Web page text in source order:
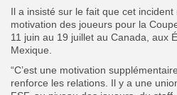
Il a insisté sur le fait que cet incident
motivation des joueurs pour la
11 juin au 19 juillet au Canada, aux
Mexique.
“C’est une motivation
renforce les relations. Il y a une